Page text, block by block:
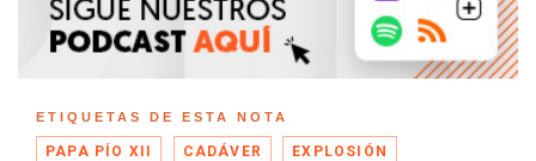
ETIQUETAS DE ESTA NOTA
PAPA PÍO XII CADÁVER EXPLOSIÓN